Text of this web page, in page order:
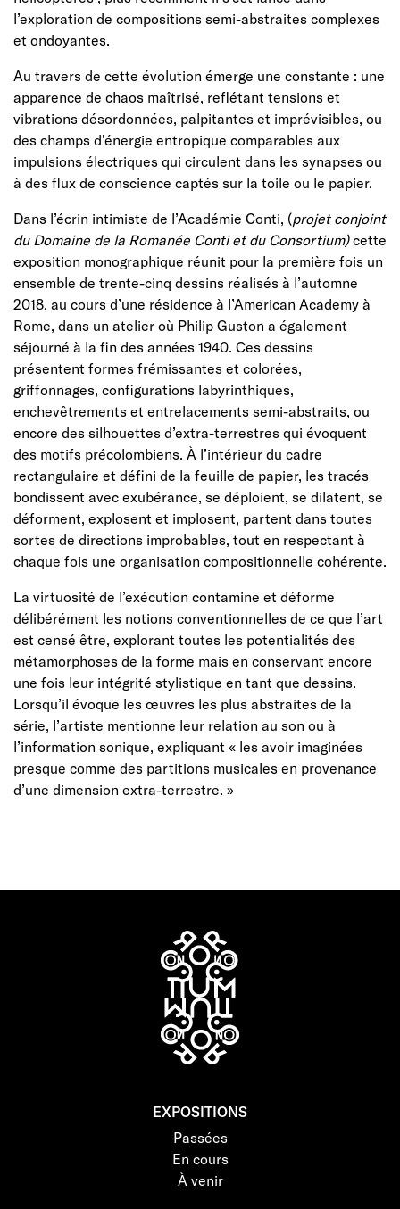
l’exploration de compositions semi-abstraites complexes
et ondoyantes.
Au travers de cette évolution émerge une constante : une
apparence de chaos maîtrisé, reflétant tensions et
vibrations désordonnées, palpitantes et imprévisibles, ou
des champs d’énergie entropique comparables aux
impulsions électriques qui circulent dans les synapses ou
à des flux de conscience captés sur la toile ou le papier.
Dans l’écrin intimiste de l’Académie Conti, (projet conjoint
du Domaine de la Romanée Conti et du Consortium) cette
exposition monographique réunit pour la première fois un
ensemble de trente-cinq dessins réalisés à l’automne
2018, au cours d’une résidence à l’American Academy à
Rome, dans un atelier où Philip Guston a également
séjourné à la fin des années 1940. Ces dessins
présentent formes frémissantes et colorées,
griffonnages, configurations labyrinthiques,
enchevêtrements et entrelacements semi-abstraits, ou
encore des silhouettes d’extra-terrestres qui évoquent
des motifs précolombiens. À l’intérieur du cadre
rectangulaire et défini de la feuille de papier, les tracés
bondissent avec exubérance, se déploient, se dilatent, se
déforment, explosent et implosent, partent dans toutes
sortes de directions improbables, tout en respectant à
chaque fois une organisation compositionnelle cohérente.
La virtuosité de l’exécution contamine et déforme
délibérément les notions conventionnelles de ce que l’art
est censé être, explorant toutes les potentialités des
métamorphoses de la forme mais en conservant encore
une fois leur intégrité stylistique en tant que dessins.
Lorsqu’il évoque les œuvres les plus abstraites de la
série, l’artiste mentionne leur relation au son ou à
l’information sonique, expliquant « les avoir imaginées
presque comme des partitions musicales en provenance
d’une dimension extra-terrestre. »
EXPOSITIONS
Passées
En cours
À venir